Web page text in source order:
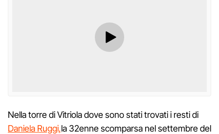
Nella torre di Vitriola dove sono stati trovati i resti di
Daniela Ruggi,la 32enne scomparsa nel settembre del